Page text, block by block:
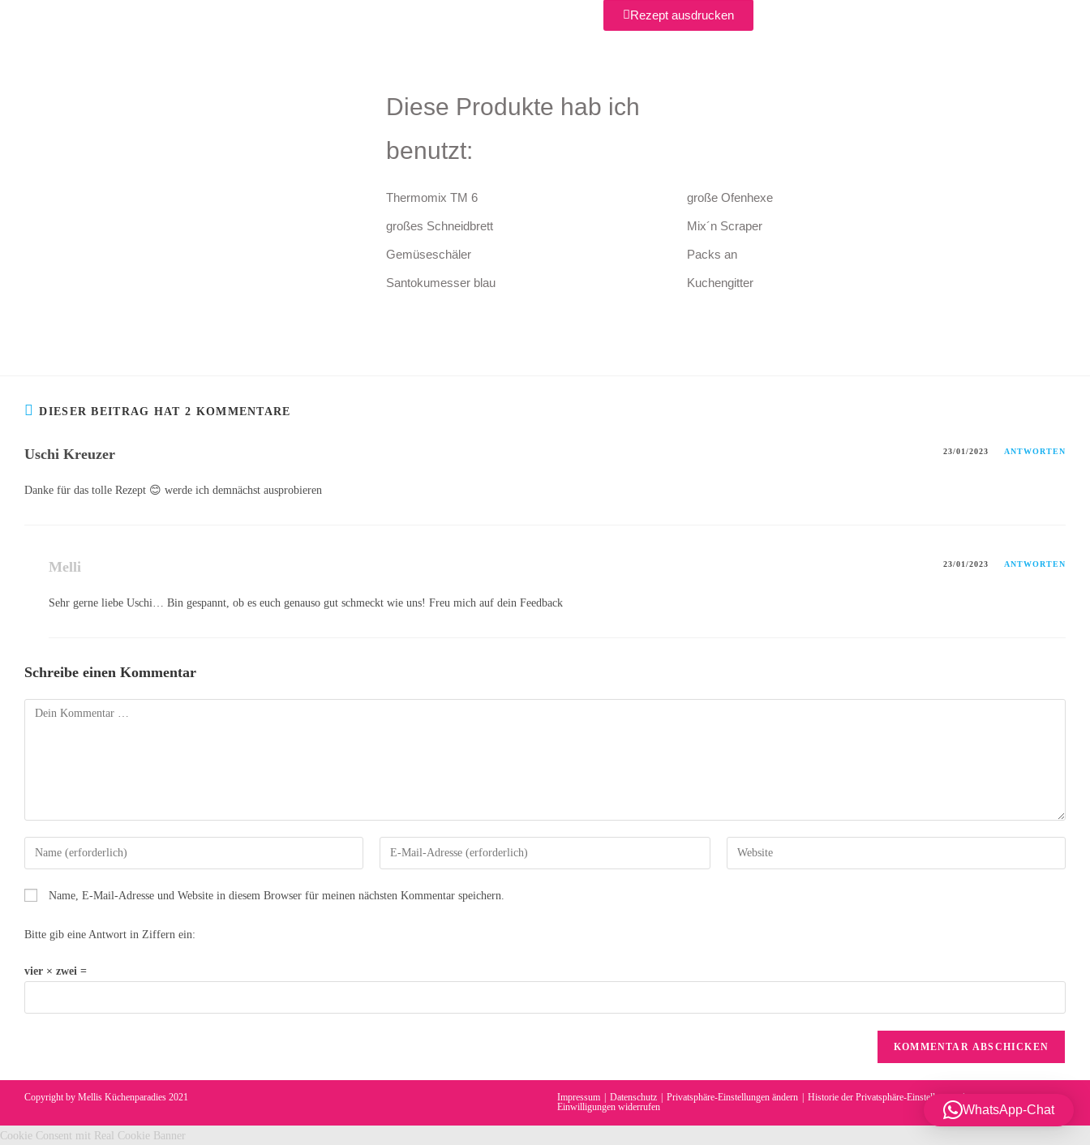
Rezept ausdrucken
Diese Produkte hab ich
benutzt:
Thermomix TM 6
großes Schneidbrett
Gemüseschäler
Santokumesser blau
große Ofenhexe
Mix´n Scraper
Packs an
Kuchengitter
DIESER BEITRAG HAT 2 KOMMENTARE
Uschi Kreuzer 23/01/2023 ANTWORTEN
Danke für das tolle Rezept 😊 werde ich demnächst ausprobieren
Melli 23/01/2023 ANTWORTEN
Sehr gerne liebe Uschi… Bin gespannt, ob es euch genauso gut schmeckt wie uns! Freu mich auf dein Feedback
Schreibe einen Kommentar
Name, E-Mail-Adresse und Website in diesem Browser für meinen nächsten Kommentar speichern.
Bitte gib eine Antwort in Ziffern ein:
vier × zwei =
Impressum Datenschutz Privatsphäre-Einstellungen ändern
Historie der Privatsphäre-Einstellungen
Einwilligungen widerrufen
Copyright by Mellis Küchenparadies 2021
Cookie Consent mit Real Cookie Banner
WhatsApp-Chat